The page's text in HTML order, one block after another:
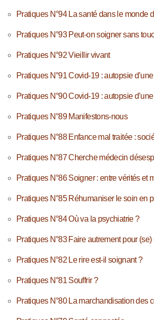
Pratiques N°94 La santé dans le monde
Pratiques N°93 Peut-on soigner sans
Pratiques N°92 Vieillir vivant
Pratiques N°91 Covid-19 : autopsie
Pratiques N°90 Covid-19 : autopsie
Pratiques N°89 Manifestons-nous
Pratiques N°88 Enfance mal traitée :
Pratiques N°87 Cherche médecin
Pratiques N°86 Soigner : entre vérités et
Pratiques N°85 Réhumaniser le soin en
Pratiques N°84 Où va la psychiatrie ?
Pratiques N°83 Faire autrement pour
Pratiques N°82 Le rire est-il soignant ?
Pratiques N°81 Souffrir ?
Pratiques N°80 La marchandisation des